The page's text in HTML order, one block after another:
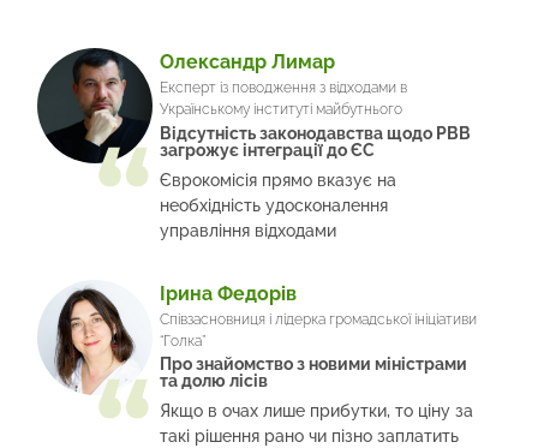
Олександр Лимар
Експерт із поводження з відходами в
Українському інституті майбутнього
Відсутність законодавства щодо РВВ
загрожує інтеграції до ЄС
Єврокомісія прямо вказує на
необхідність удосконалення
управління відходами
Ірина Федорів
Співзасновниця і лідерка громадської ініціативи
“Голка”
Про знайомство з новими міністрами
та долю лісів
Якщо в очах лише прибутки, то ціну за
такі рішення рано чи пізно заплатить